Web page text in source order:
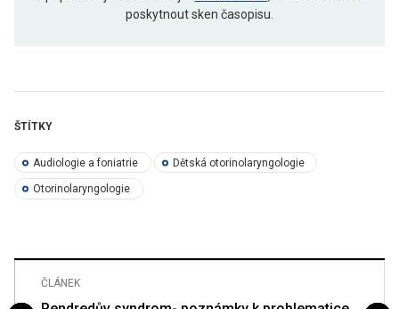
poskytnout sken časopisu.
ŠTÍTKY
Audiologie a foniatrie Dětská otorinolaryngologie
Otorinolaryngologie
ČLÁNEK